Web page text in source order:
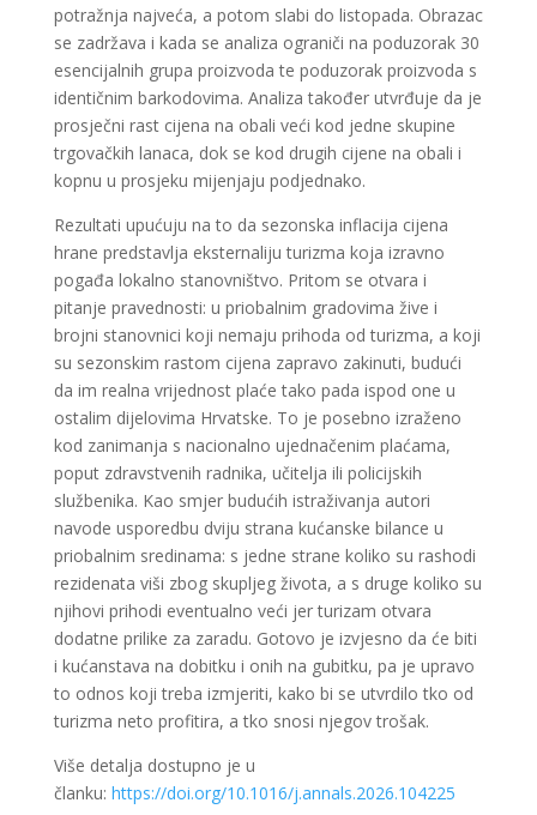
potražnja najveća, a potom slabi do listopada. Obrazac
se zadržava i kada se analiza ograniči na poduzorak 30
esencijalnih grupa proizvoda te poduzorak proizvoda s
identičnim barkodovima. Analiza također utvrđuje da je
prosječni rast cijena na obali veći kod jedne skupine
trgovačkih lanaca, dok se kod drugih cijene na obali i
kopnu u prosjeku mijenjaju podjednako.
Rezultati upućuju na to da sezonska inflacija cijena
hrane predstavlja eksternaliju turizma koja izravno
pogađa lokalno stanovništvo. Pritom se otvara i
pitanje pravednosti: u priobalnim gradovima žive i
brojni stanovnici koji nemaju prihoda od turizma, a koji
su sezonskim rastom cijena zapravo zakinuti, budući
da im realna vrijednost plaće tako pada ispod one u
ostalim dijelovima Hrvatske. To je posebno izraženo
kod zanimanja s nacionalno ujednačenim plaćama,
poput zdravstvenih radnika, učitelja ili policijskih
službenika. Kao smjer budućih istraživanja autori
navode usporedbu dviju strana kućanske bilance u
priobalnim sredinama: s jedne strane koliko su rashodi
rezidenata viši zbog skupljeg života, a s druge koliko su
njihovi prihodi eventualno veći jer turizam otvara
dodatne prilike za zaradu. Gotovo je izvjesno da će biti
i kućanstava na dobitku i onih na gubitku, pa je upravo
to odnos koji treba izmjeriti, kako bi se utvrdilo tko od
turizma neto profitira, a tko snosi njegov trošak.
Više detalja dostupno je u
članku: https://doi.org/10.1016/j.annals.2026.104225